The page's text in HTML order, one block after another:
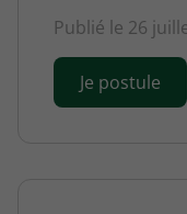
Publié le 26
Je postule